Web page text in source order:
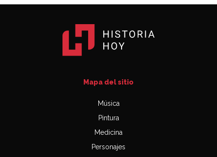
Mapa del sitio
Música
Pintura
Medicina
Personajes